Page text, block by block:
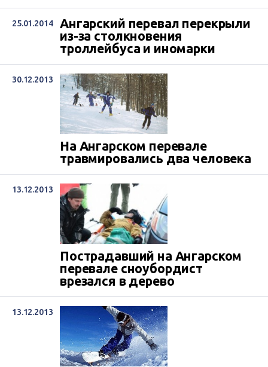
25.01.2014
Ангарский перевал перекрыли
из-за столкновения
троллейбуса и иномарки
30.12.2013
На Ангарском перевале
травмировались два человека
13.12.2013
Пострадавший на Ангарском
перевале сноубордист
врезался в дерево
13.12.2013